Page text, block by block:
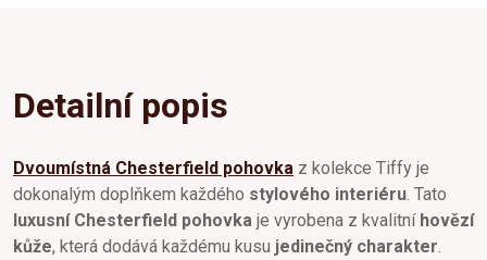
Detailní popis
Dvoumístná Chesterfield pohovka z kolekce Tiffy je
dokonalým doplňkem každého stylového interiéru . Tato
luxusní Chesterfield pohovka je vyrobena z kvalitní hovězí
kůže, která dodává každému kusu jedinečný charakter